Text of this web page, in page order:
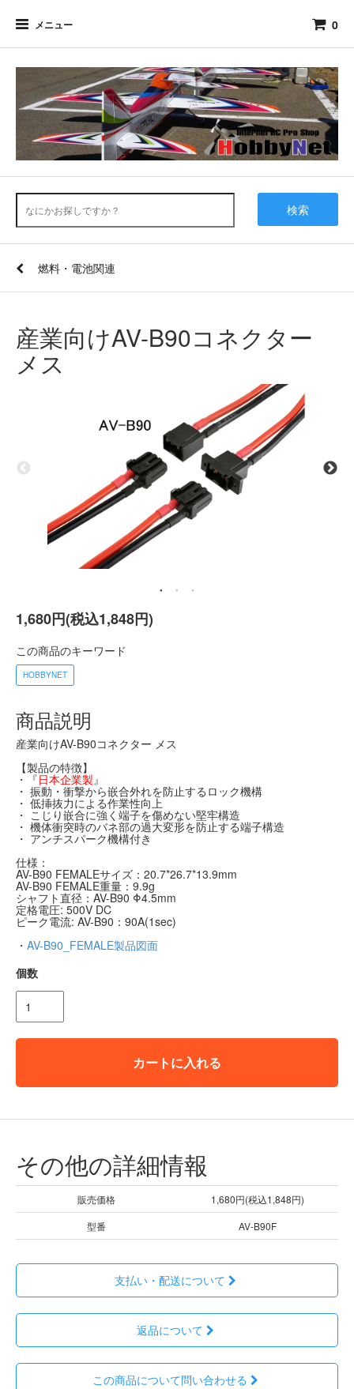
メニュー 0
検索
燃料・電池関連
産業向けAV-B90コネクター
メス
1,680円(税込1,848円)
この商品のキーワード
HOBBYNET
商品説明
産業向けAV-B90コネクター メス
【製品の特徴】
・『日本企業製 』
・ 振動・衝撃から嵌合外れを防止するロック機構
・ 低挿抜力による作業性向上
・ こじり嵌合に強く端子を傷めない堅牢構造
・ 機体衝突時のバネ部の過大変形を防止する端子構造
・ アンチスパーク機構付き
仕様：
AV-B90 FEMALEサイズ：20.7*26.7*13.9mm
AV-B90 FEMALE重量：9.9g
シャフト直径：AV-B90 Φ4.5mm
定格電圧: 500V DC
ピーク電流: AV-B90：90A(1sec)
・ AV-B90_FEMALE製品図面
個数
カートに入れる
その他の詳細情報
販売価格
1,680円(税込1,848円)
型番
AV-B90F
支払い・配送について
返品について
この商品について問い合わせる